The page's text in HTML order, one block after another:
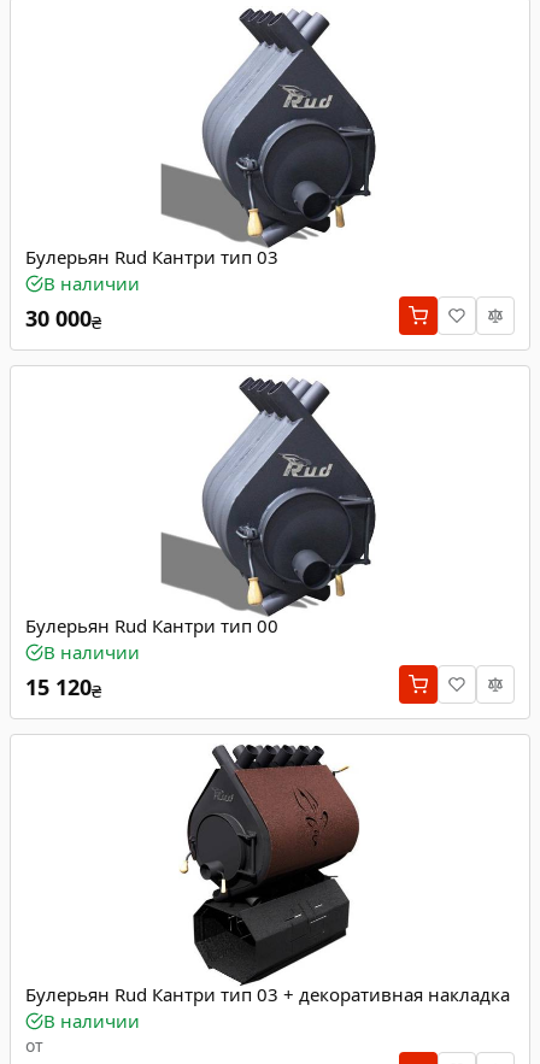
Булерьян Rud Кантри тип 03
В наличии
30 000₴
Булерьян Rud Кантри тип 00
В наличии
15 120₴
Булерьян Rud Кантри тип 03 + декоративная накладка
В наличии
от